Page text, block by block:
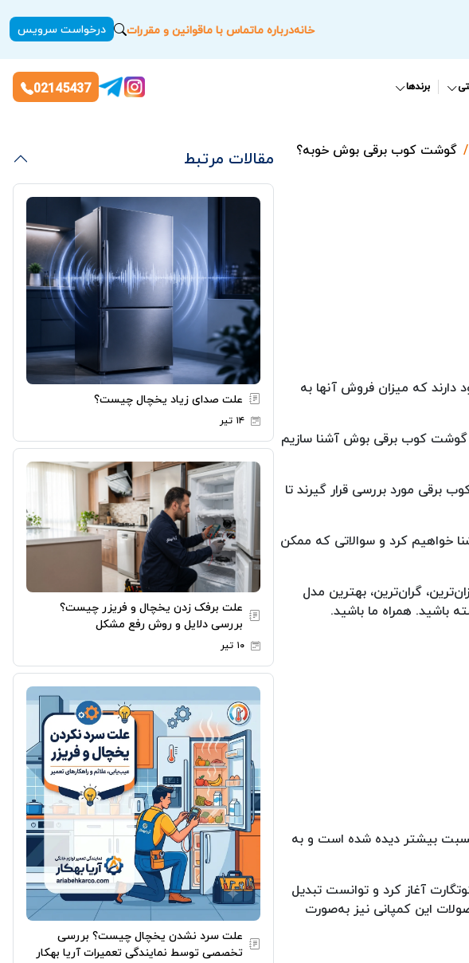
خانهدرباره ماتماس با ماقوانین و مقررات درخواست سرویس
برندها 02145437
گوشت کوب برقی بوش خوبه؟
دارند که میزان فروش آنها به
با گوشت کوب برقی بوش آشنا سازیم
برقی مورد بررسی قرار گیرند تا
خواهیم کرد و سوالاتی که ممکن
گران‌ترین، بهترین مدل
باشید. همراه ما باشید.
بیشتر دیده شده است و به
بار فعالیت خود را در سال 1886 میلادی در شهر اشتوتگارت آغاز کرد و توانست تبدیل
این کمپانی نیز به‌صورت
مقالات مرتبط
علت صدای زیاد یخچال چیست؟
۱۴ تیر
علت برفک زدن یخچال و فریزر چیست؟
بررسی دلایل و روش رفع مشکل
۱۰ تیر
علت سرد نشدن یخچال چیست؟ بررسی
تخصصی توسط نمایندگی تعمیرات آریا بهکار